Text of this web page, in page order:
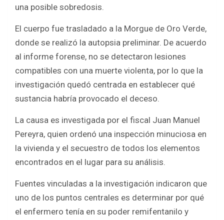
una posible sobredosis.
El cuerpo fue trasladado a la Morgue de Oro Verde,
donde se realizó la autopsia preliminar. De acuerdo
al informe forense, no se detectaron lesiones
compatibles con una muerte violenta, por lo que la
investigación quedó centrada en establecer qué
sustancia habría provocado el deceso.
La causa es investigada por el fiscal Juan Manuel
Pereyra, quien ordenó una inspección minuciosa en
la vivienda y el secuestro de todos los elementos
encontrados en el lugar para su análisis.
Fuentes vinculadas a la investigación indicaron que
uno de los puntos centrales es determinar por qué
el enfermero tenía en su poder remifentanilo y